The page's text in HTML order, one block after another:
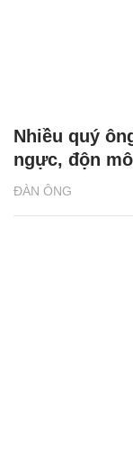
ĐÀN ÔNG
Nhiều quý
ngực, độn